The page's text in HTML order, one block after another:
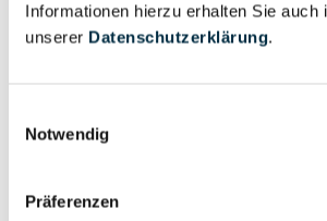
Informationen hierzu erhalten Sie auch
unserer Datenschutzerklärung.
Notwendig
Präferenzen
Wirtschaftlich